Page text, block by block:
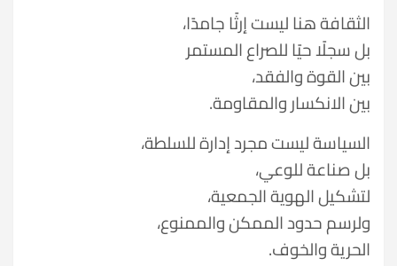
الثقافة هنا ليست إرثًا جامدًا،
بل سجلًا حيًا للصراع المستمر
بين القوة والفقد،
بين الانكسار والمقاومة.
السياسة ليست مجرد إدارة للسلطة،
بل صناعة للوعي،
لتشكيل الهوية الجمعية،
ولرسم حدود الممكن والممنوع،
الحرية والخوف.